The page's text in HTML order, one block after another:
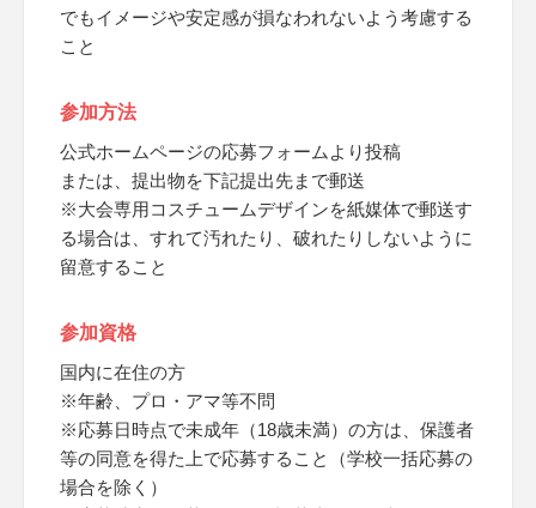
でもイメージや安定感が損なわれないよう考慮する
こと
参加方法
公式ホームページの応募フォームより投稿
または、提出物を下記提出先まで郵送
※大会専用コスチュームデザインを紙媒体で郵送す
る場合は、すれて汚れたり、破れたりしないように
留意すること
参加資格
国内に在住の方
※年齢、プロ・アマ等不問
※応募日時点で未成年（18歳未満）の方は、保護者
等の同意を得た上で応募すること（学校一括応募の
場合を除く）